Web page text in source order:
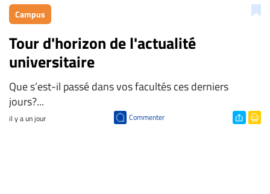
Campus
Tour d'horizon de l'actualité
universitaire
Que s’est-il passé dans vos facultés ces derniers
jours?...
il y a un jour Commenter